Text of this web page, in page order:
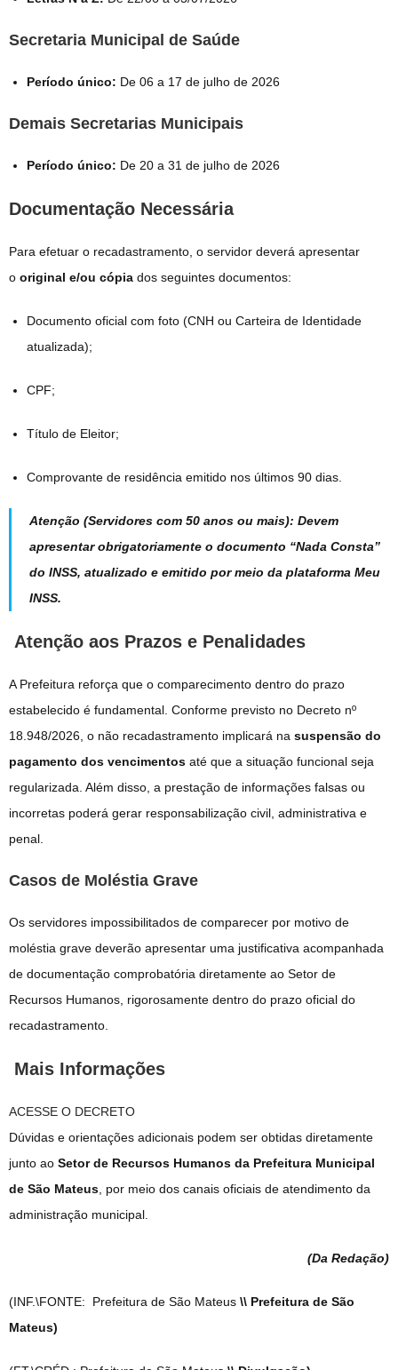
Secretaria Municipal de Saúde
Período único: De 06 a 17 de julho de 2026
Demais Secretarias Municipais
Período único: De 20 a 31 de julho de 2026
Documentação Necessária
Para efetuar o recadastramento, o servidor deverá apresentar
o original e/ou cópia dos seguintes documentos:
Documento oficial com foto (CNH ou Carteira de Identidade
atualizada);
CPF;
Título de Eleitor;
Comprovante de residência emitido nos últimos 90 dias.
Atenção (Servidores com 50 anos ou mais): Devem
apresentar obrigatoriamente o documento “Nada Consta”
do INSS, atualizado e emitido por meio da plataforma Meu
INSS.
Atenção aos Prazos e Penalidades
A Prefeitura reforça que o comparecimento dentro do prazo
estabelecido é fundamental. Conforme previsto no Decreto nº
18.948/2026, o não recadastramento implicará na suspensão do
pagamento dos vencimentos até que a situação funcional seja
regularizada. Além disso, a prestação de informações falsas ou
incorretas poderá gerar responsabilização civil, administrativa e
penal.
Casos de Moléstia Grave
Os servidores impossibilitados de comparecer por motivo de
moléstia grave deverão apresentar uma justificativa acompanhada
de documentação comprobatória diretamente ao Setor de
Recursos Humanos, rigorosamente dentro do prazo oficial do
recadastramento.
Mais Informações
ACESSE O DECRETO
Dúvidas e orientações adicionais podem ser obtidas diretamente
junto ao Setor de Recursos Humanos da Prefeitura Municipal
de São Mateus , por meio dos canais oficiais de atendimento da
administração municipal.
(Da Redação)
(INF.\FONTE: Prefeitura de São Mateus \\ Prefeitura de São
Mateus)